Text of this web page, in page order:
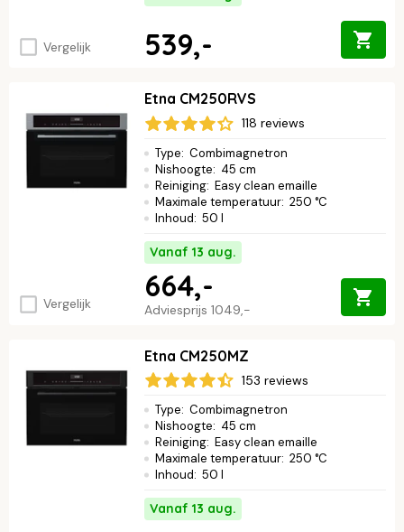
Vergelijk 539,-
Vergelijk
Etna CM250RVS
118 reviews
Type: Combimagnetron
Nishoogte: 45 cm
Reiniging: Easy clean emaille
Maximale temperatuur: 250 °C
Inhoud: 50 l
Vanaf 13 aug.
Adviesprijs 1049,-
664,-
Etna CM250MZ
153 reviews
Type: Combimagnetron
Nishoogte: 45 cm
Reiniging: Easy clean emaille
Maximale temperatuur: 250 °C
Inhoud: 50 l
Vanaf 13 aug.